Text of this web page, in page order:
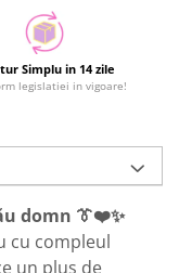
Simplu in 14 zile
legislatiei in vigoare!
domn 👔❤️✨
cu compleul
un plus de